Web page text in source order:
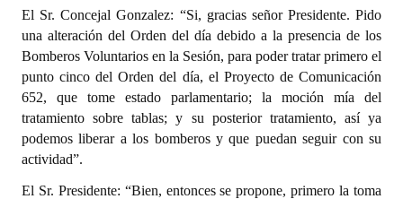
El Sr. Concejal Gonzalez: “Si, gracias señor Presidente. Pido
una alteración del Orden del día debido a la presencia de los
Bomberos Voluntarios en la Sesión, para poder tratar primero el
punto cinco del Orden del día, el Proyecto de Comunicación
652, que tome estado parlamentario; la moción mía del
tratamiento sobre tablas; y su posterior tratamiento, así ya
podemos liberar a los bomberos y que puedan seguir con su
actividad”.
El Sr. Presidente: “Bien, entonces se propone, primero la toma